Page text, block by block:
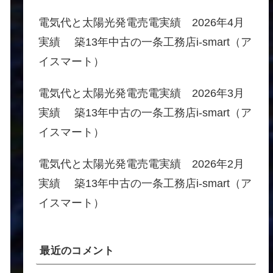
電気代と太陽光発電売電実績 2026年4月
実績 築13年中古の一条工務店i-smart（ア
イスマート）
電気代と太陽光発電売電実績 2026年3月
実績 築13年中古の一条工務店i-smart（ア
イスマート）
電気代と太陽光発電売電実績 2026年2月
実績 築13年中古の一条工務店i-smart（ア
イスマート）
最近のコメント